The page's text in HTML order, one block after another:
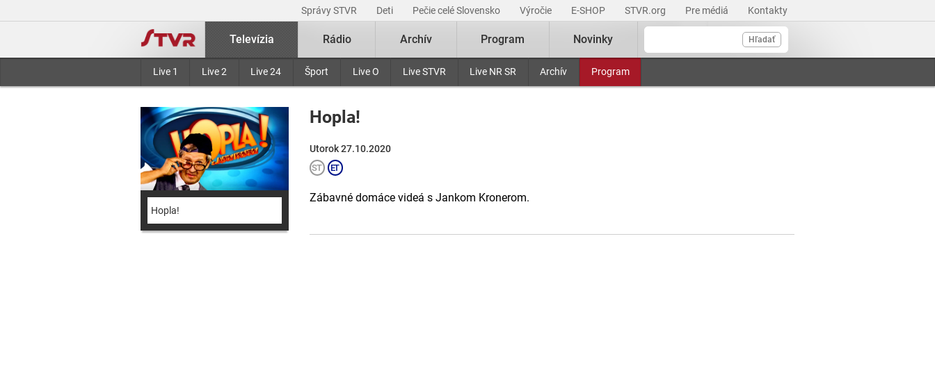
Správy STVR Deti Pečie celé Slovensko Výročie E-SHOP STVR.org Pre médiá Kontakty
Hľadať
Televízia
Live 1 Live 2 Live 24 Šport Live O Live STVR Live NR SR Archív Program
Rádio Archív Program Novinky
Hopla!
Hopla!
Utorok 27.10.2020
Zábavné domáce videá s Jankom Kronerom.